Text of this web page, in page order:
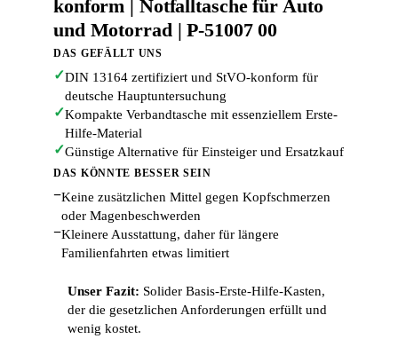
konform | Notfalltasche für Auto
und Motorrad | P-51007 00
DAS GEFÄLLT UNS
✓DIN 13164 zertifiziert und StVO-konform für
deutsche Hauptuntersuchung
✓Kompakte Verbandtasche mit essenziellem Erste-
Hilfe-Material
✓Günstige Alternative für Einsteiger und Ersatzkauf
DAS KÖNNTE BESSER SEIN
−Keine zusätzlichen Mittel gegen Kopfschmerzen
oder Magenbeschwerden
−Kleinere Ausstattung, daher für längere
Familienfahrten etwas limitiert
Unser Fazit: Solider Basis-Erste-Hilfe-Kasten,
der die gesetzlichen Anforderungen erfüllt und
wenig kostet.